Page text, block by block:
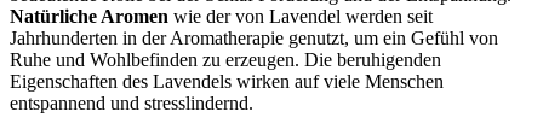
Natürliche Aromen wie der von Lavendel werden seit
Jahrhunderten in der Aromatherapie genutzt, um ein Gefühl von
Ruhe und Wohlbefinden zu erzeugen. Die beruhigenden
Eigenschaften des Lavendels wirken auf viele Menschen
entspannend und stresslindernd.